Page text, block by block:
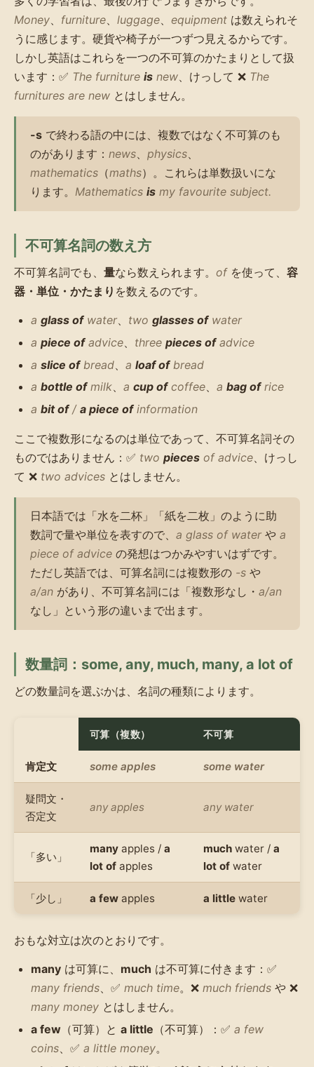
Money
furniture luggage equipment は数えられそ
うに感じます。硬貨や椅子が一つずつ見えるからです。
しかし英語はこれらを一つの不可算のかたまりとして扱
います：✅ The furniture is new 、けっして ❌ The
furnitures are new とはしません。
-s で終わる語の中には、複数ではなく不可算のも
のがあります： news、 physics、
mathematics （maths）。これらは単数扱いにな
ります。 Mathematics is my favourite subject.
不可算名詞の数え方
不可算名詞でも、 量なら数えられます。 ofを使って、 容
器・単位・かたまり を数えるのです。
a glass ofwater、 two glasses ofwater
a piece ofadvice three pieces ofadvice
a slice ofbread a loaf ofbread
a bottle ofmilk、 a cup ofcoffee、 a bag ofrice
a bit of/ a piece ofinformation
ここで複数形になるのは単位であって、不可算名詞その
ものではありません：✅ two pieces of advice 、けっし
て ❌ two advices とはしません。
日本語では「水を二杯」「紙を二枚」のように助
数詞で量や単位を表すので、 a glass of water や a
piece of advice の発想はつかみやすいはずです。
ただし英語では、可算名詞には複数形の -s や
a/an があり、不可算名詞には「複数形なし・ a/an
なし」という形の違いまで出ます。
数量詞：some, any, much, many, a lot of
どの数量詞を選ぶかは、名詞の種類によります。
可算（複数） 不可算
肯定文 some apples some water
疑問文・
否定文
any apples any water
「多い」
many apples / a
lot of apples
much water / a
lot of water
「少し」 a few apples a little water
おもな対立は次のとおりです。
many は可算に、 much は不可算に付きます：✅
many friends、✅ much time。❌ much friends や ❌
many money とはしません。
a few （可算）と a little （不可算）：✅ a few
coins、✅ a little money。